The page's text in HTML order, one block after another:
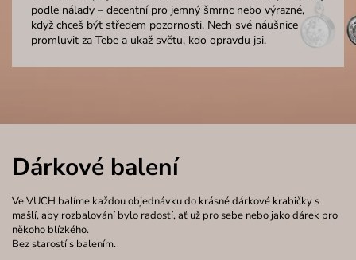
podle nálady – decentní pro jemný šmrnc nebo výrazné,
když chceš být středem pozornosti. Nech své náušnice
promluvit za Tebe a ukaž světu, kdo opravdu jsi.
Dárkové balení
Ve VUCH balíme každou objednávku do krásné dárkové krabičky s
mašlí, aby rozbalování bylo radostí, ať už pro sebe nebo jako dárek pro
někoho blízkého.
Bez starostí s balením.